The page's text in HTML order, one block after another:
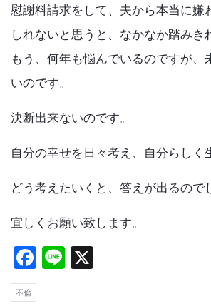
慰謝料請求をして、夫から本当に嫌
しれないと思うと、なかなか踏みき
もう、何年も悩んでいるのですが、
いのです。
決断出来ないのです。
自分の幸せを日々考え、自分らしく
どう考えたいくと、答えが出るので
宜しくお願い致します。
F
Li
不倫